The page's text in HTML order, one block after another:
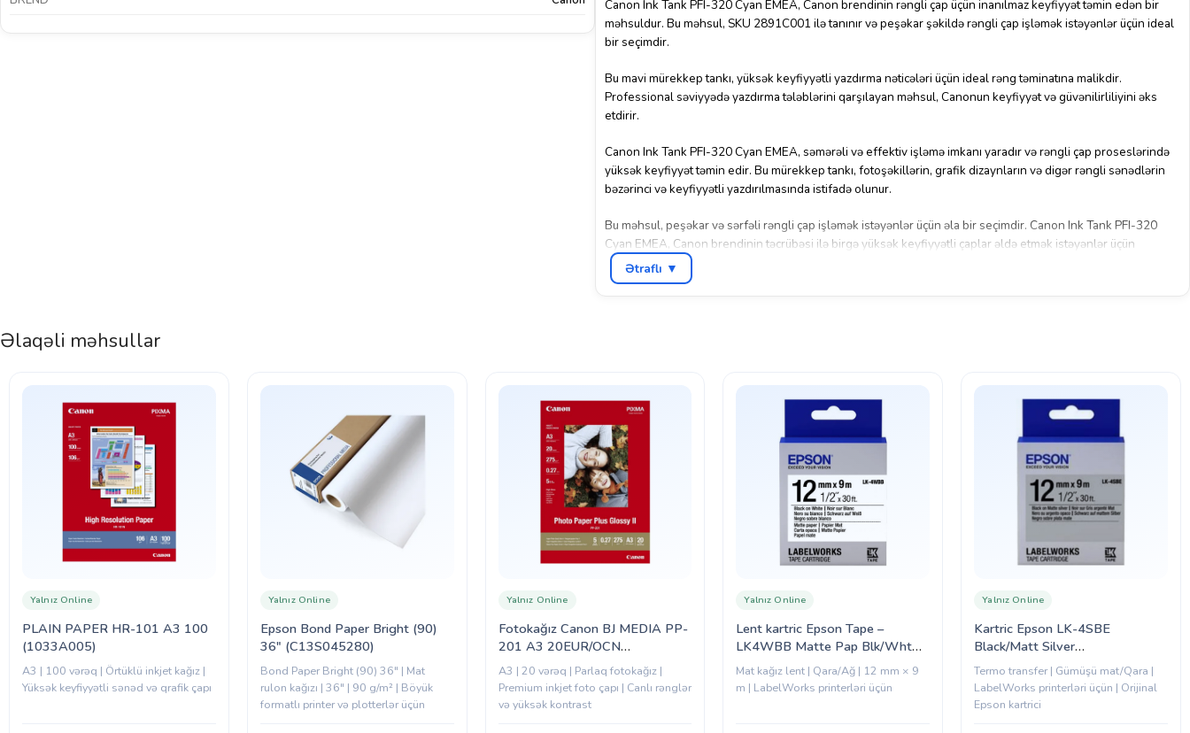
Canon Ink Tank PFI-320 Cyan EMEA, Canon brendinin rəngli çap üçün inanılmaz keyfiyyət təmin edən bir
məhsuldur. Bu məhsul, SKU 2891C001 ilə tanınır və peşəkar şəkildə rəngli çap işləmək istəyənlər üçün ideal
bir seçimdir.
Bu mavi mürekkep tankı, yüksək keyfiyyətli yazdırma nəticələri üçün ideal rəng təminatına malikdir.
Professional səviyyədə yazdırma tələblərini qarşılayan məhsul, Canonun keyfiyyət və güvənilirliliyini əks
etdirir.
Canon Ink Tank PFI-320 Cyan EMEA, səmərəli və effektiv işləmə imkanı yaradır və rəngli çap proseslərində
yüksək keyfiyyət təmin edir. Bu mürekkep tankı, fotoşəkillərin, grafik dizaynların və digər rəngli sənədlərin
bəzərinci və keyfiyyətli yazdırılmasında istifadə olunur.
Bu məhsul, peşəkar və sərfəli rəngli çap işləmək istəyənlər üçün əla bir seçimdir. Canon Ink Tank PFI-320
Cyan EMEA, Canon brendinin təcrübəsi ilə birgə yüksək keyfiyyətli çaplar əldə etmək istəyənlər üçün
mükəmməl bir seçimdir.
Ətraflı ▼
Əlaqəli məhsullar
PLAIN PAPER HR-101 A3 100
(1033A005)
Yalnız Online
A3 | 100 vərəq | Örtüklü inkjet kağız |
Yüksək keyfiyyətli sənəd və qrafik çapı
Epson Bond Paper Bright (90)
36″ (C13S045280)
Yalnız Online
Bond Paper Bright (90) 36" | Mat
rulon kağızı | 36" | 90 g/m² | Böyük
formatlı printer və plotterlər üçün
Fotokağız Canon BJ MEDIA PP-
201 A3 20EUR/OCN
(2311B020)
Yalnız Online
A3 | 20 vərəq | Parlaq fotokağız |
Premium inkjet foto çapı | Canlı rənglər
və yüksək kontrast
Lent kartric Epson Tape –
LK4WBB Matte Pap Blk/Wht
12/9 (C53S654023)
Yalnız Online
Mat kağız lent | Qara/Ağ | 12 mm × 9
m | LabelWorks printerləri üçün
Kartric Epson LK-4SBE
Black/Matt Silver
(C53S654017)
Yalnız Online
Termo transfer | Gümüşü mat/Qara |
LabelWorks printerləri üçün | Orijinal
Epson kartrici